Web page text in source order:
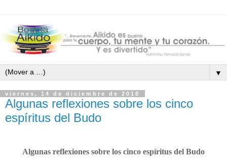
▼
viernes, 14 de diciembre de 2018
Algunas reflexiones sobre los cinco
espíritus del Budo
Algunas reflexiones sobre los cinco espíritus del Budo